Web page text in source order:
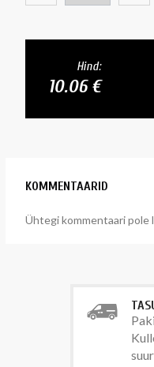
Hind:
10.06 €
KOMMENTAARID
Ühtegi kommentaari pole